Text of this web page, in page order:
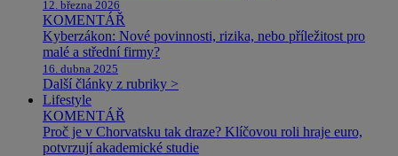
12. března 2026
KOMENTÁŘ
Kyberzákon: Nové povinnosti, rizika, nebo příležitost pro
malé a střední firmy?
16. dubna 2025
Další články z rubriky >
Lifestyle
KOMENTÁŘ
Proč je v Chorvatsku tak draze? Klíčovou roli hraje euro,
potvrzují akademické studie